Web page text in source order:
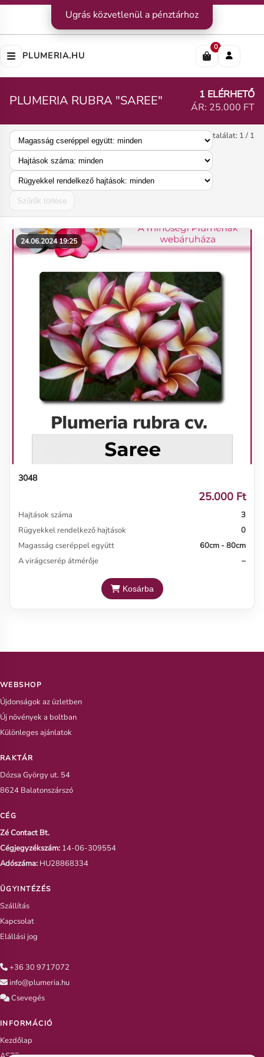
Kapcsolat|Szállítás|Fizetési módok
PLUMERIA.HU
0
PLUMERIA RUBRA "SAREE"
1 ELÉRHETŐ
ÁR: 25.000 FT
Szűrők törlése
találat: 1 / 1
24.06.2024 19:25
3048
25.000 Ft
Hajtások száma
3
Rügyekkel rendelkező hajtások
0
Magasság cseréppel együtt
60cm - 80cm
A virágcserép átmérője
–
Kosárba
WEBSHOP
Újdonságok az üzletben
Új növények a boltban
Különleges ajánlatok
RAKTÁR
Dózsa György ut. 54
8624 Balatonszárszó
CÉG
Zé Contact Bt.
Cégjegyzékszám: 14-06-309554
Adószáma: HU28868334
ÜGYINTÉZÉS
Szállítás
Kapcsolat
Elállási jog
+36 30 9717072
info@plumeria.hu
Csevegés
INFORMÁCIÓ
Kezdőlap
Ugrás közvetlenül a pénztárhoz